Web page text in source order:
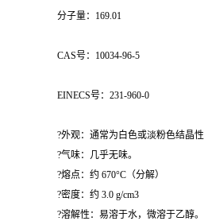
分子量：169.01
CAS号：10034-96-5
EINECS号：231-960-0
?外观：通常为白色或淡粉色结晶性
?气味：几乎无味。
?熔点：约 670°C（分解）
?密度：约 3.0 g/cm3
?溶解性：易溶于水，微溶于乙醇。